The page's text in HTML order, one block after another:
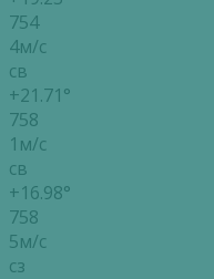
754
4м/с
св
+21.71°
758
1м/с
св
+16.98°
758
5м/с
сз